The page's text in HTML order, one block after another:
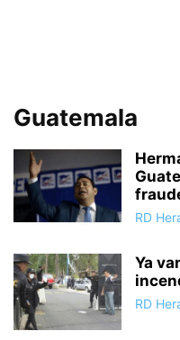
Guatemala
RD
Ya
RD